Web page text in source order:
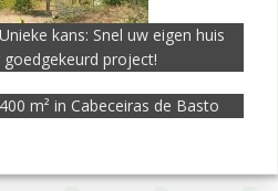
kans: Snel uw eigen huis
project!
m² in Cabeceiras de Basto